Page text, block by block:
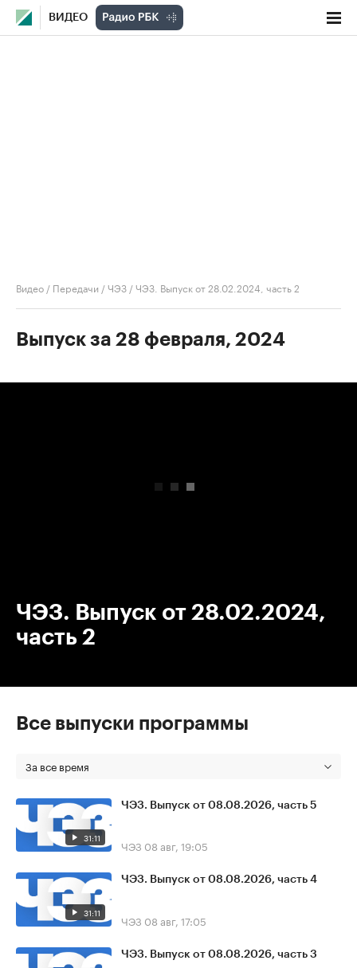
ВИДЕО
Видео / Передачи /ЧЭЗ /ЧЭЗ. Выпуск от 28.02.2024, часть 2
Выпуск за 28 февраля, 2024
ЧЭЗ. Выпуск от 28.02.2024,
часть 2
Все выпуски программы
За все время
31:11
ЧЭЗ. Выпуск от 08.08.2026, часть 5
ЧЭЗ 08 авг, 19:05
31:11
ЧЭЗ. Выпуск от 08.08.2026, часть 4
ЧЭЗ 08 авг, 17:05
ЧЭЗ. Выпуск от 08.08.2026, часть 3